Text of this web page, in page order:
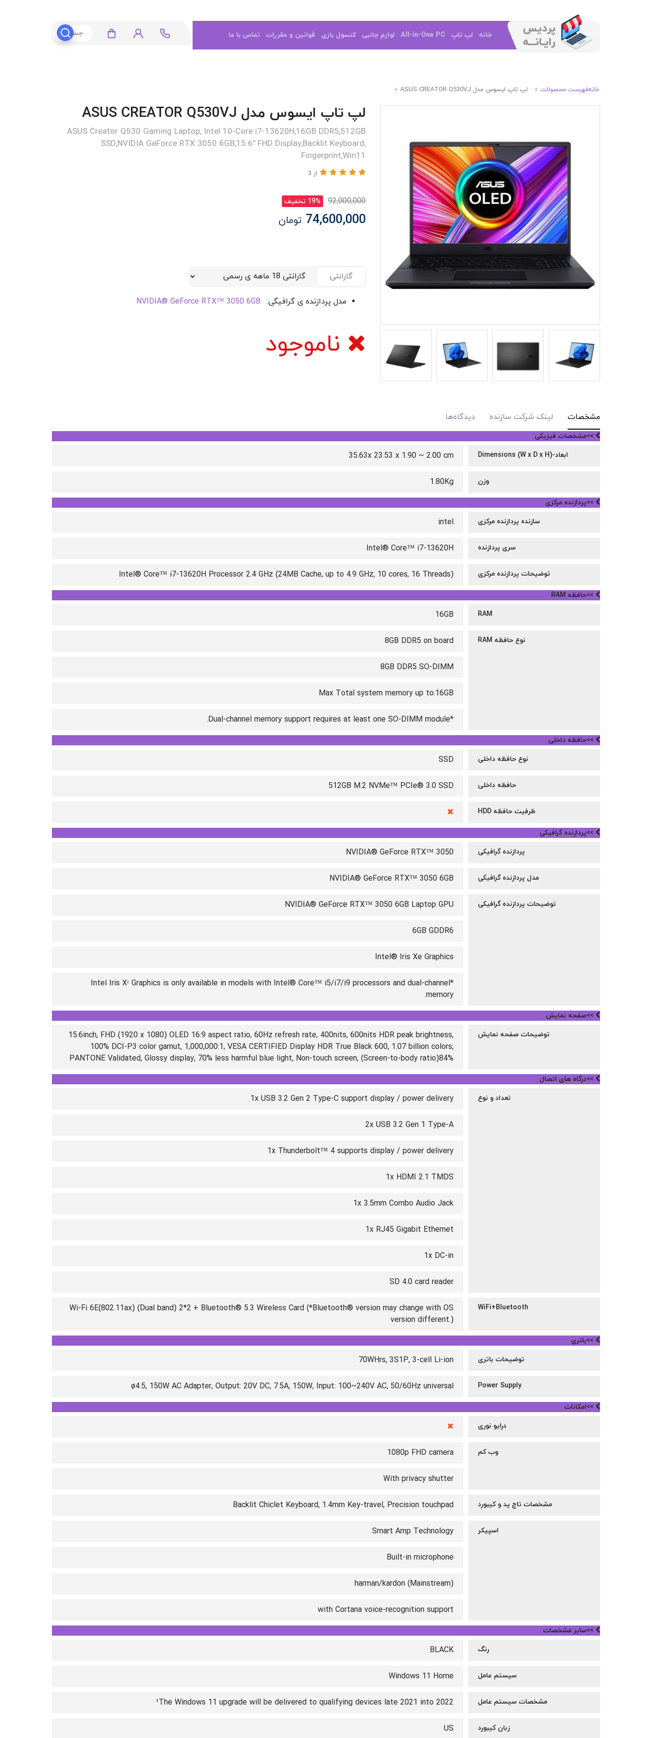
خانه لپ تاپ All-in-One PC لوازم جانبی کنسول بازی قوانین و مقررات تماس با ما
خانهفهرست محصولات لپ تاپ ایسوس مدل ASUS CREATOR Q530VJ
لپ تاپ ایسوس مدل ASUS CREATOR Q530VJ
ASUS Creator Q530 Gaming Laptop, Intel 10-Core i7-13620H,16GB DDR5,512GB
SSD,NVIDIA GeForce RTX 3050 6GB,15.6" FHD Display,Backlit Keyboard,
Fingerprint,Win11
از 3
92,000,000 19% تخفیف
74,600,000 تومان
گارانتی
مدل پردازنده ی گرافیگی: NVIDIA® GeForce RTX™ 3050 6GB
ناموجود
مشخصات لینک شرکت سازنده دیدگاه‌ها
>>مشخصات فیزیکی
ابعاد-Dimensions (W x D x H) 35.63x 23.53 x 1.90 ~ 2.00 cm
وزن 1.80Kg
>>پردازنده مرکزی
سازنده پردازنده مرکزی intel
سری پردازنده Intel® Core™ i7-13620H
توضیحات پردازنده مرکزی Intel® Core™ i7-13620H Processor 2.4 GHz (24MB Cache, up to 4.9 GHz, 10 cores, 16 Threads)
>>حافظه RAM
RAM
16GB
نوع حافظه RAM 8GB DDR5 on board
8GB DDR5 SO-DIMM
Max Total system memory up to:16GB
*Dual-channel memory support requires at least one SO-DIMM module.
>>حافظه داخلی
نوع حافظه داخلی SSD
حافظه داخلی 512GB M.2 NVMe™ PCIe® 3.0 SSD
ظرفیت حافظه HDD
>>پردازنده گرافیکی
پردازنده گرافیکی NVIDIA® GeForce RTX™ 3050
مدل پردازنده گرافیکی NVIDIA® GeForce RTX™ 3050 6GB
توضیحات پردازنده گرافیکی NVIDIA® GeForce RTX™ 3050 6GB Laptop GPU
6GB GDDR6
Intel® Iris Xe Graphics
*Intel Iris Xᵉ Graphics is only available in models with Intel® Core™ i5/i7/i9 processors and dual-channel
memory.
>>صفحه نمایش
توضیحات صفحه نمایش
15.6inch, FHD (1920 x 1080) OLED 16:9 aspect ratio, 60Hz refresh rate, 400nits, 600nits HDR peak brightness,
100% DCI-P3 color gamut, 1,000,000:1, VESA CERTIFIED Display HDR True Black 600, 1.07 billion colors,
PANTONE Validated, Glossy display, 70% less harmful blue light, Non-touch screen, (Screen-to-body ratio)84%
>>درگاه های اتصال
تعداد و نوع 1x USB 3.2 Gen 2 Type-C support display / power delivery
2x USB 3.2 Gen 1 Type-A
1x Thunderbolt™ 4 supports display / power delivery
1x HDMI 2.1 TMDS
1x 3.5mm Combo Audio Jack
1x RJ45 Gigabit Ethernet
1x DC-in
SD 4.0 card reader
WiFi+Bluetooth
Wi-Fi 6E(802.11ax) (Dual band) 2*2 + Bluetooth® 5.3 Wireless Card (*Bluetooth® version may change with OS
version different.)
>>باتری
توضیحات باتری 70WHrs, 3S1P, 3-cell Li-ion
Power Supply
ø4.5, 150W AC Adapter, Output: 20V DC, 7.5A, 150W, Input: 100~240V AC, 50/60Hz universal
>>امکانات
درایو نوری
وب کم 1080p FHD camera
With privacy shutter
مشخصات تاچ پد و کیبورد Backlit Chiclet Keyboard, 1.4mm Key-travel, Precision touchpad
اسپیکر Smart Amp Technology
Built-in microphone
harman/kardon (Mainstream)
with Cortana voice-recognition support
>>سایر مشخصات
رنگ BLACK
سیستم عامل Windows 11 Home
مشخصات سیستم عامل ¹The Windows 11 upgrade will be delivered to qualifying devices late 2021 into 2022
زبان کیبورد US